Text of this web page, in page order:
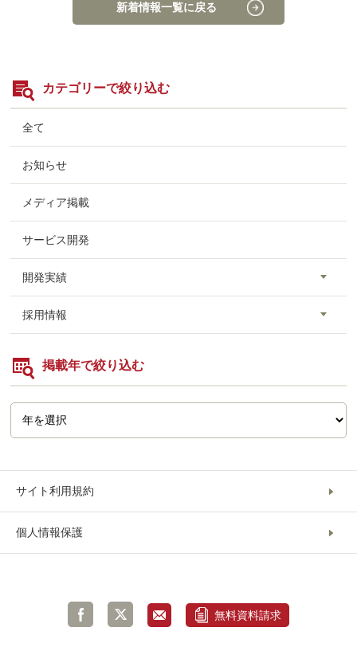
新着情報一覧に戻る
カテゴリーで絞り込む
全て
お知らせ
メディア掲載
サービス開発
開発実績
採用情報
掲載年で絞り込む
サイト利用規約
個人情報保護
無料資料請求